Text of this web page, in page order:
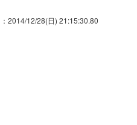
：2014/12/28(日) 21:15:30.80